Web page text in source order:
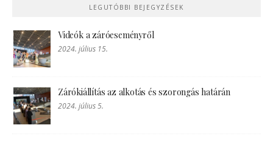
LEGUTÓBBI BEJEGYZÉSEK
Videók a záróeseményről
2024. július 15.
Zárókiállítás az alkotás és szorongás határán
2024. július 5.